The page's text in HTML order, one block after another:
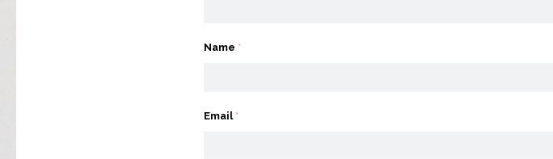
Name *
Email *